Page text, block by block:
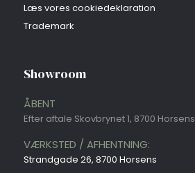
Læs vores cookie​deklaration
​Trademark
Showroom
ÅBENT
Efter aftale Skovbrynet 1, 8700 Horsens
VÆRKSTED / AFHENTNING:
Strandgade 26, 8700 Horsens​